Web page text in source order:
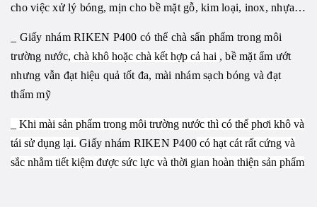
cho việc xử lý bóng, mịn cho bề mặt gỗ, kim loại, inox, nhựa…
_ Giấy nhám RIKEN P400 có thể chà sẩn phẩm trong môi
trường nước, chà khô hoặc chà kết hợp cả hai , bề mặt ẩm ướt
nhưng vẫn đạt hiệu quả tốt đa, mài nhám sạch bóng và đạt
thẩm mỹ
_ Khi mài sản phẩm trong môi trường nước thì có thể phơi khô và
tái sử dụng lại. Giấy nhám RIKEN P400 có hạt cát rất cứng và
sắc nhằm tiết kiệm được sức lực và thời gian hoàn thiện sản phẩm